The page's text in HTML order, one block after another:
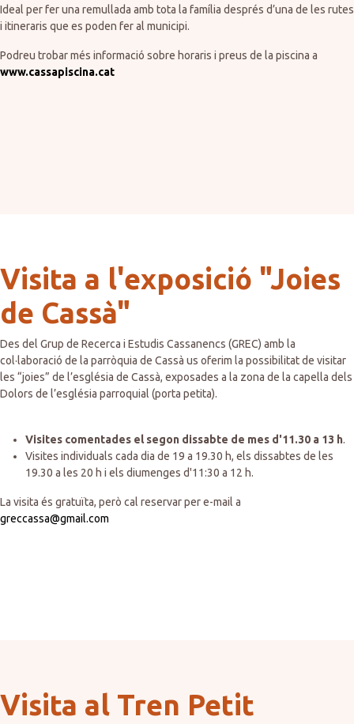
Ideal per fer una remullada amb tota la família després d’una de les rutes
i itineraris que es poden fer al municipi.
Podreu trobar més informació sobre horaris i preus de la piscina a
www.cassapiscina.cat
Visita a l'exposició "Joies
de Cassà"
Des del Grup de Recerca i Estudis Cassanencs (GREC) amb la
col·laboració de la parròquia de Cassà us oferim la possibilitat de visitar
les “joies” de l’església de Cassà, exposades a la zona de la capella dels
Dolors de l’església parroquial (porta petita).
Visites comentades el segon dissabte de mes d'11.30 a 13 h.
Visites individuals cada dia de 19 a 19.30 h, els dissabtes de les
19.30 a les 20 h i els diumenges d'11:30 a 12 h.
La visita és gratuïta, però cal reservar per e-mail a
greccassa@gmail.com
Visita al Tren Petit